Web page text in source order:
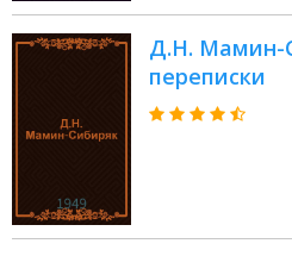
Д.Н. Мамин-
переписки